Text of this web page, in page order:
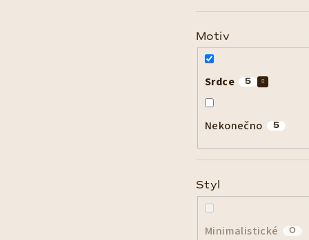
Motiv
Srdce 5
Nekonečno 5
Styl
Minimalistické 0